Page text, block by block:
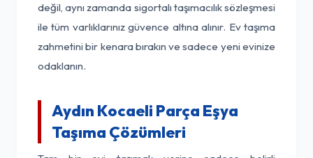
değil, aynı zamanda sigortalı taşımacılık sözleşmesi
ile tüm varlıklarınız güvence altına alınır. Ev taşıma
zahmetini bir kenara bırakın ve sadece yeni evinize
odaklanın.
Aydın Kocaeli Parça Eşya
Taşıma Çözümleri